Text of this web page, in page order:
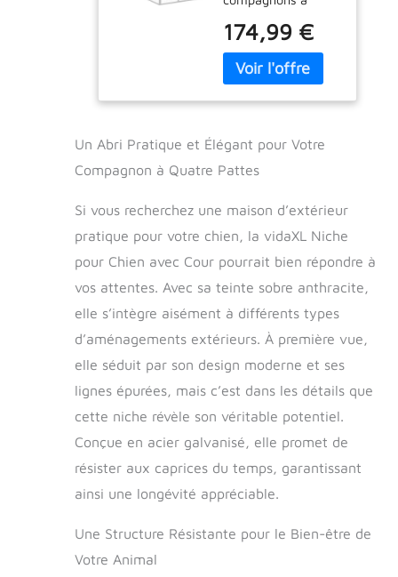
à cette niche avec
enclos.
【Utilisation
polyvalente offre un
grand espace à
offre de multiples
jouer, faire de
l'exercice, dresser
ou simplement
assurer la sécurité
de votre chiot. Ce
sera le paradis de
amis à quatre
pattes !
【Construction
durable :】 Grâce à
sa construction
robuste en acier
galvanisé, la niche
pour chien est
pour durer.
174,99 €
Un Abri Pratique et Élégant pour Votre
Compagnon à Quatre Pattes
Si vous recherchez une maison d’extérieur
pratique pour votre chien, la vidaXL Niche
pour Chien avec Cour pourrait bien répondre à
vos attentes. Avec sa teinte sobre anthracite,
elle s’intègre aisément à différents types
d’aménagements extérieurs. À première vue,
elle séduit par son design moderne et ses
lignes épurées, mais c’est dans les détails que
cette niche révèle son véritable potentiel.
Conçue en acier galvanisé, elle promet de
résister aux caprices du temps, garantissant
ainsi une longévité appréciable.
Une Structure Résistante pour le Bien-être de
Votre Animal